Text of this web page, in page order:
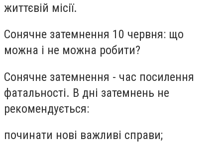
життєвій місії.
Сонячне затемнення 10 червня: що
можна і не можна робити?
Сонячне затемнення - час посилення
фатальності. В дні затемнень не
рекомендується:
починати нові важливі справи;